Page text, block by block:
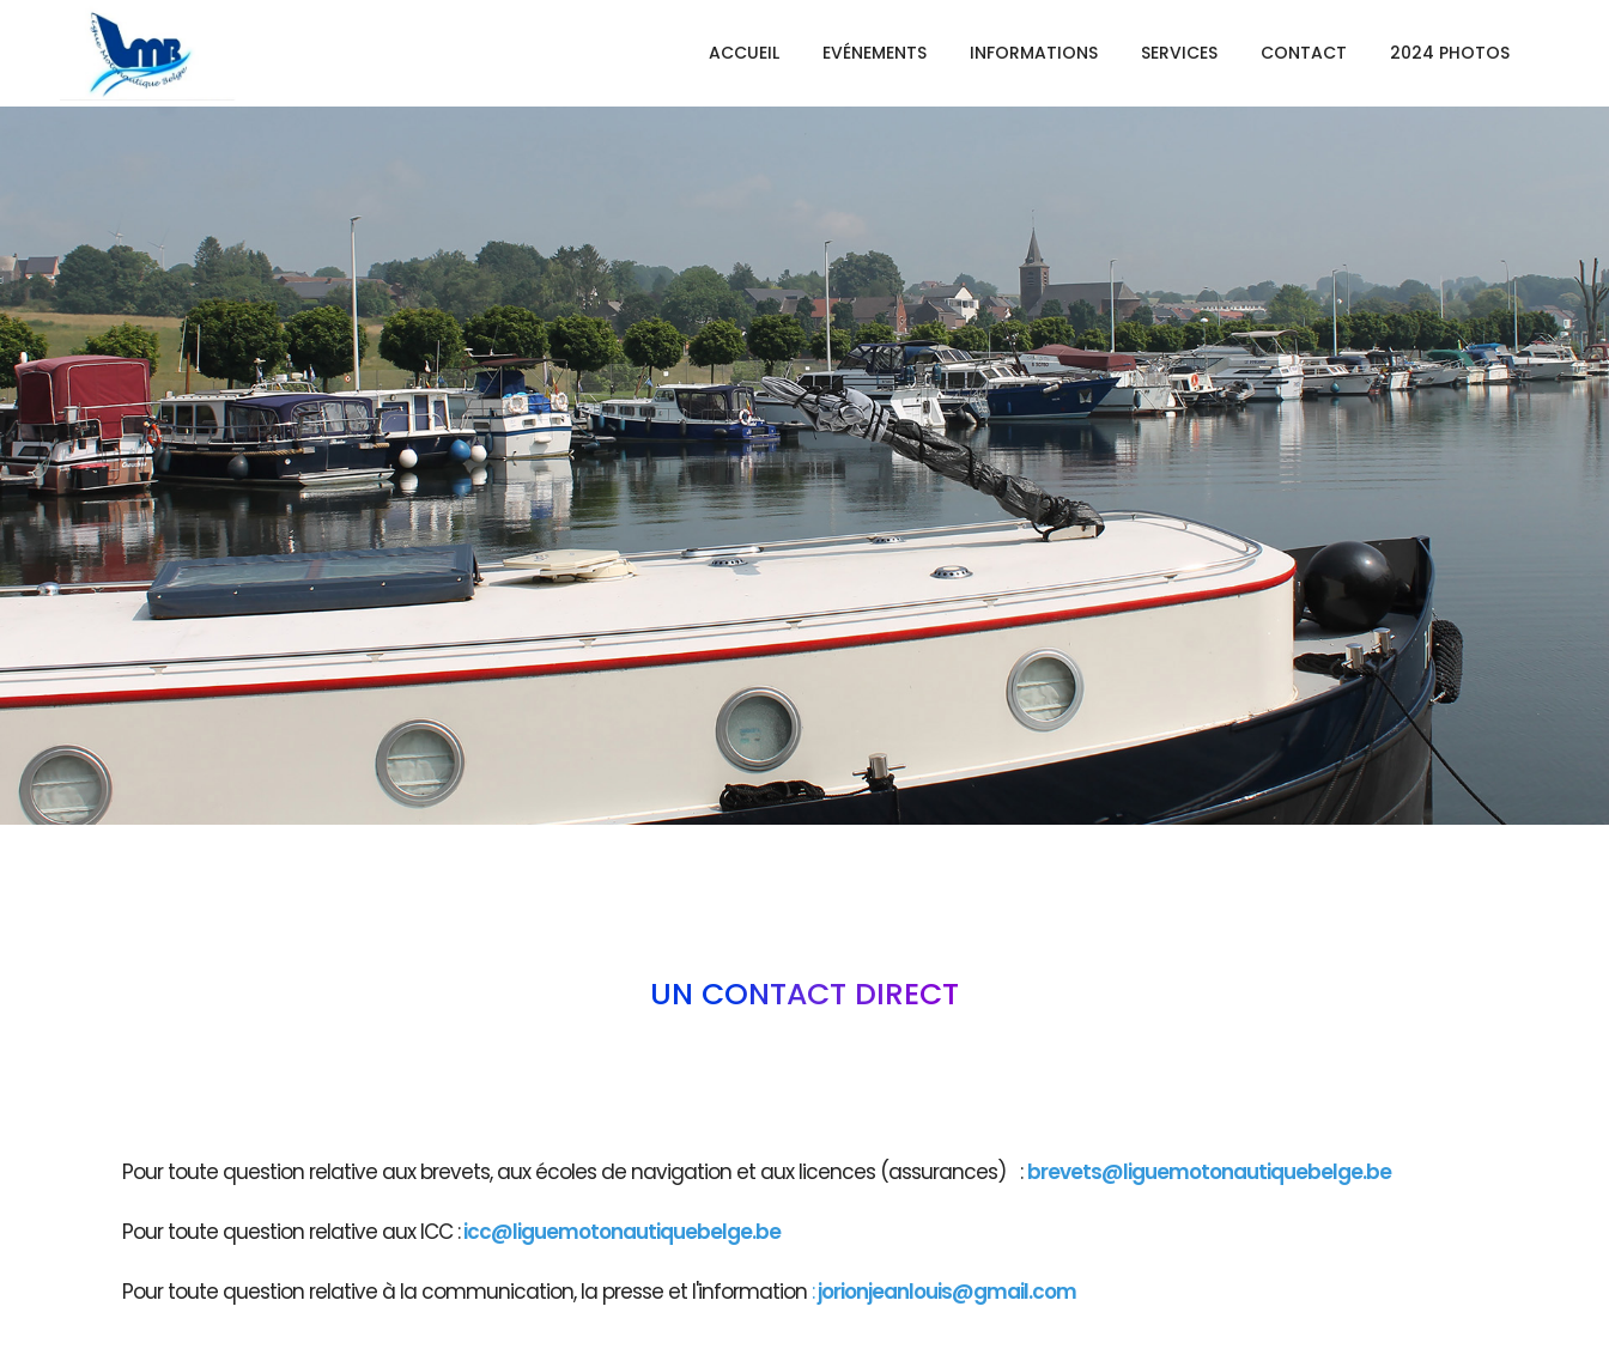
ACCUEIL EVÉNEMENTS INFORMATIONS SERVICES CONTACT 2024 PHOTOS
UN CONTACT DIRECT
Pour toute question relative aux brevets, aux écoles de navigation et aux licences (assurances) : brevets@liguemotonautiquebelge.be
Pour toute question relative aux ICC :icc@liguemotonautiquebelge.be
Pour toute question relative à la communication, la presse et l'information :jorionjeanlouis@gmail.com